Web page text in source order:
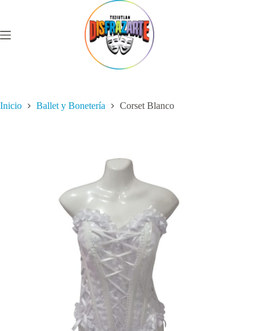
Inicio Ballet y Bonetería Corset Blanco